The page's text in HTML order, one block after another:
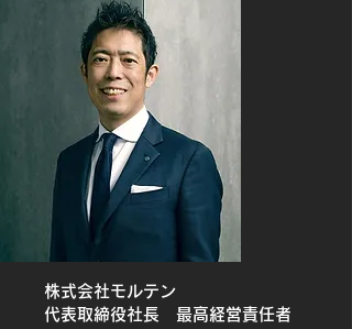
株式会社モルテン
代表取締役社長 最高経営責任者